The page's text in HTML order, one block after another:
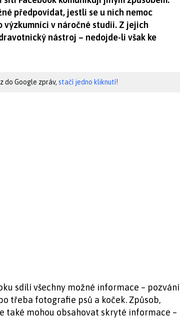
předpovídat, jestli se u nich nemoc
v náročné studii. Z jejich
nástroj – nedojde-li však ke
do Google zpráv, stačí jedno kliknutí!
sdílí všechny možné informace – pozvání
třeba fotografie psů a koček. Způsob,
také mohou obsahovat skryté informace –